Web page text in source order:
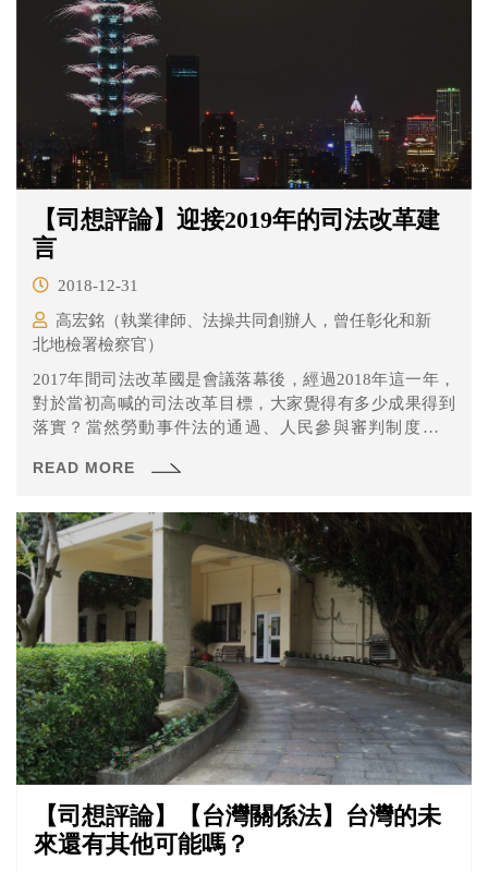
【司想評論】迎接2019年的司法改革建
言
2018-12-31
高宏銘（執業律師、法操共同創辦人，曾任彰化和新
北地檢署檢察官）
2017年間司法改革國是會議落幕後，經過2018年這一年，
對於當初高喊的司法改革目標，大家覺得有多少成果得到
落實？當然勞動事件法的通過、人民參與審判制度的研
的正向發展，可是坦白說經過2018年這一年，政府各部門
適任法官及檢察官。
READ MORE
【司想評論】【台灣關係法】台灣的未
來還有其他可能嗎？